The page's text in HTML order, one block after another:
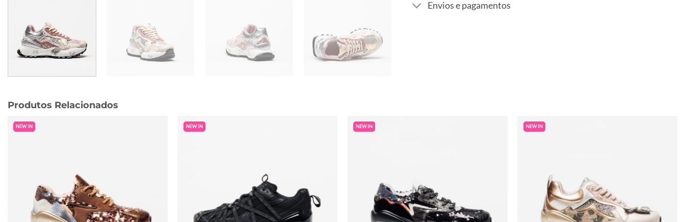
Envios e pagamentos
Produtos Relacionados
NEW IN NEW IN NEW IN NEW IN